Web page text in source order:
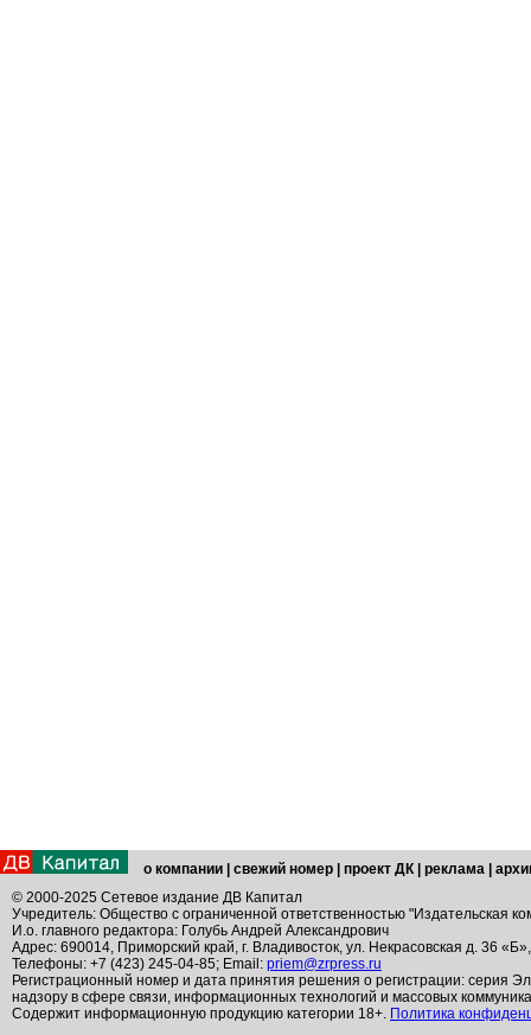
о компании свежий номер проект ДК реклама
© 2000-2025 Сетевое издание ДВ Капитал
Учредитель: Общество с ограниченной ответственностью "Издательская
И.о. главного редактора: Голубь Андрей Александрович
Адрес: 690014, Приморский край, г. Владивосток, ул. Некрасовская д. 36
Телефоны: +7 (423) 245-04-85; Email: priem@zrpress.ru
Регистрационный номер и дата принятия решения о регистрации: серия
надзору в сфере связи, информационных технологий и массовых
Содержит информационную продукцию категории 18+. Политика